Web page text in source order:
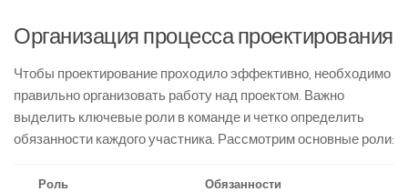
Организация процесса проектирования
Чтобы проектирование проходило эффективно, необходимо
правильно организовать работу над проектом. Важно
выделить ключевые роли в команде и четко определить
обязанности каждого участника. Рассмотрим основные роли:
Роль Обязанности